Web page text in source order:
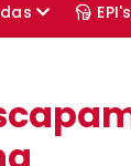
EPI's